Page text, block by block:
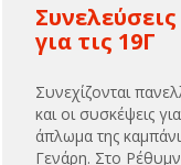
για τις 19Γ
Συνεχίζονται
και οι συσκέψεις
άπλωμα της
Γενάρη. Στο